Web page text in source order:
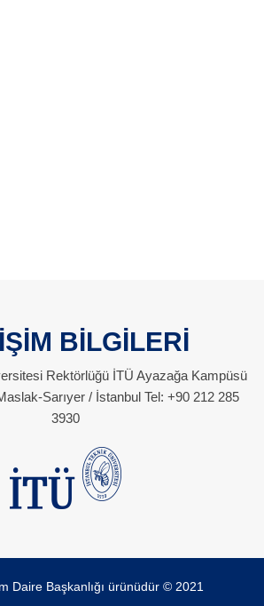
BİLGİLERİ
Rektörlüğü İTÜ Ayazağa Kampüsü
Sarıyer / İstanbul Tel: +90 212 285
3930
Daire Başkanlığı ürünüdür © 2021